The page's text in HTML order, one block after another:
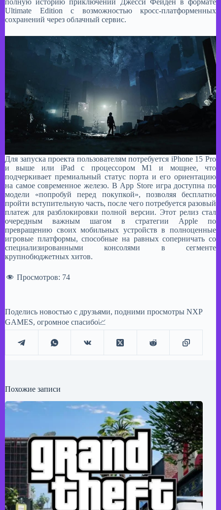
полную историю приключений Джесси Фейден в формате
Ultimate Edition с возможностью кросс-платформенных
сохранений через облачный сервис.
​Для запуска проекта пользователям потребуется iPhone 15 Pro
и выше или iPad с процессором M1 и мощнее, что
подчеркивает премиальный статус порта и его ориентацию
на самое современное железо. В App Store игра доступна по
модели «попробуй перед покупкой», позволяя бесплатно
пройти вступительную часть, после чего потребуется разовый
платеж для разблокировки полной версии. Этот релиз стал
очередным важным шагом в стратегии Apple по
превращению своих мобильных устройств в полноценные
игровые платформы, способные на равных соперничать со
специализированными консолями в сегменте
крупнобюджетных хитов.
Просмотров: 74
Поделись новостью с друзьями, подними просмотры NXP
GAMES, огромное спасибо📈
Похожие записи